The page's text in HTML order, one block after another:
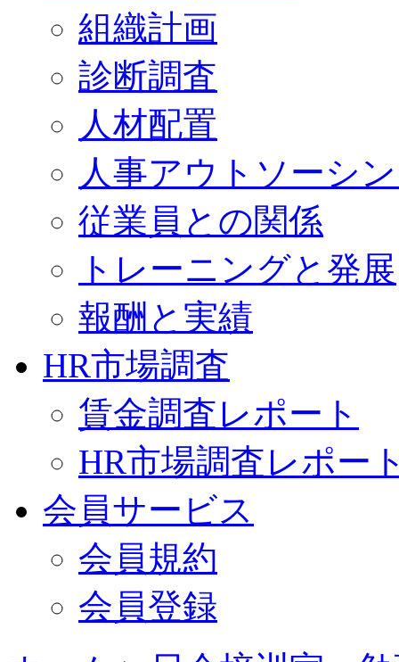
組織計画
診断調査
人材配置
人事アウトソーシ
従業員との関係
トレーニングと発展
報酬と実績
HR市場調査
賃金調査レポート
HR市場調査レポー
会員サービス
会員規約
会員登録